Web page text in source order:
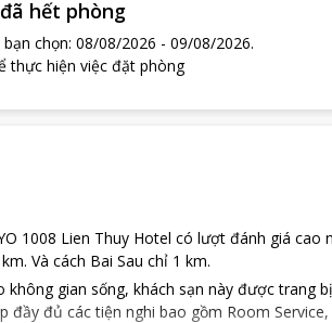
hết phòng
chọn: 08/08/2026 - 09/08/2026.
thực hiện việc đặt phòng
1008 Lien Thuy Hotel có lượt đánh giá cao
Và cách Bai Sau chỉ 1 km.
gian sống, khách sạn này được trang
đủ các tiện nghi bao gồm Room Service,